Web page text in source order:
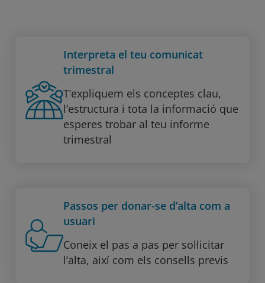
Interpreta el teu comunicat
trimestral
T’expliquem els conceptes clau,
l’estructura i tota la informació que
esperes trobar al teu informe
trimestral
Passos per donar-se d’alta com a
usuari
Coneix el pas a pas per sol·licitar
l’alta, així com els consells previs